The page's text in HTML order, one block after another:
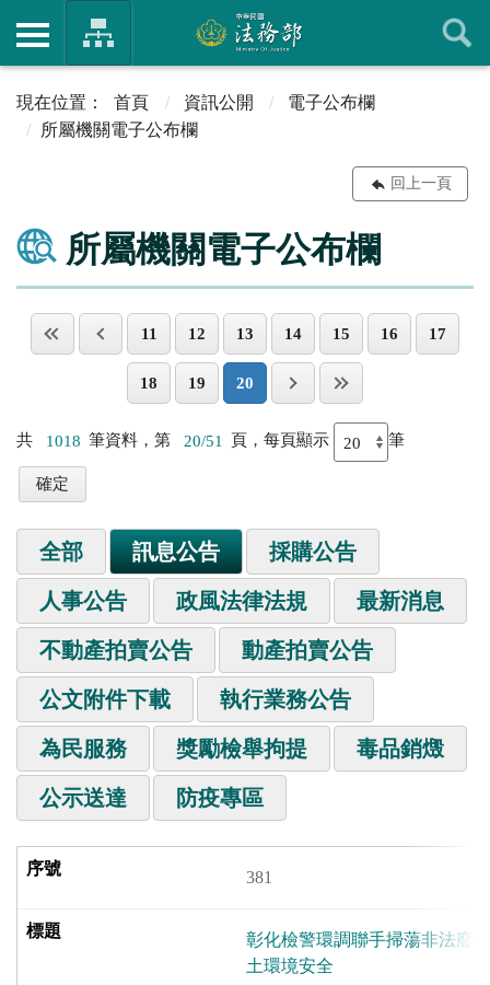
首頁 資訊公開
電子公布欄
所屬機關電子公布欄
回上一頁
所屬機關電子公布欄
11 12 13 14 15 16 17
18 19 20
共 1018 筆資料，第 20/51 頁，每頁顯示 筆
全部 訊息公告 採購公告
人事公告 政風法律法規 最新消息
不動產拍賣公告 動產拍賣公告
公文附件下載 執行業務公告
為民服務 獎勵檢舉拘提 毒品銷燬
公示送達 防疫專區
381
彰化檢警環調聯手掃蕩非法廢
土環境安全